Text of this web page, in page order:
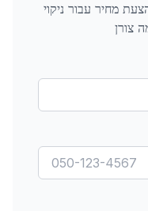
מחיר עבור ניקוי
צורן